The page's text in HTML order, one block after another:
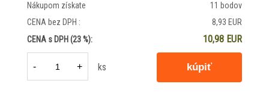
Nákupom získate
11 bodov
CENA bez DPH :
8,93 EUR
CENA s DPH (23 %):
10,98 EUR
- + ks